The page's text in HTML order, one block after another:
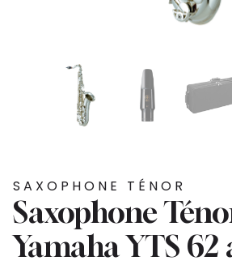
SAXOPHONE TÉNOR
Saxophone
Yamaha YTS 62